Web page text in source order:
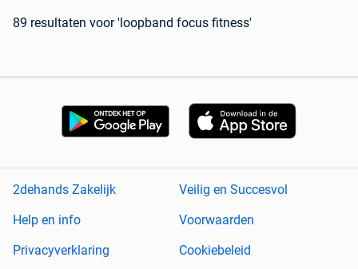
89 resultaten voor 'loopband focus fitness'
2dehands Zakelijk
Veilig en Succesvol
Help en info
Voorwaarden
Privacyverklaring
Cookiebeleid